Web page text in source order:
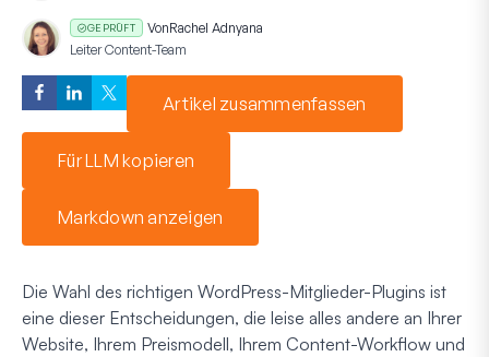
GEPRÜFT VonRachel Adnyana
Leiter Content-Team
Artikel zusammenfassen
Für LLM kopieren
Markdown anzeigen
Die Wahl des richtigen WordPress-Mitglieder-Plugins ist
eine dieser Entscheidungen, die leise alles andere an Ihrer
Website, Ihrem Preismodell, Ihrem Content-Workflow und